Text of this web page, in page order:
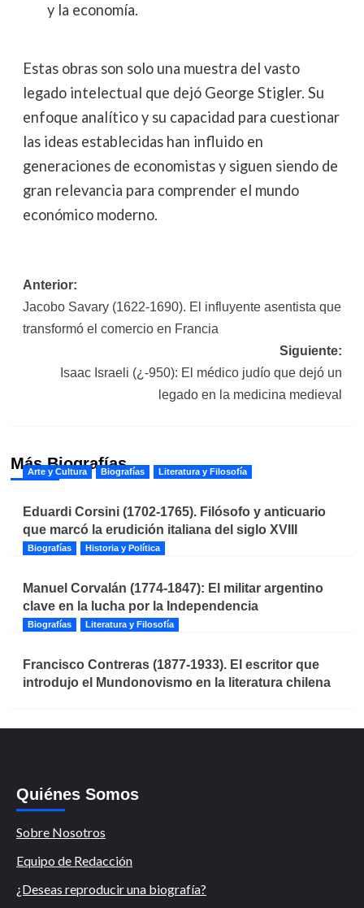
y la economía.
Estas obras son solo una muestra del vasto
legado intelectual que dejó George Stigler. Su
enfoque analítico y su capacidad para cuestionar
las ideas establecidas han influido en
generaciones de economistas y siguen siendo de
gran relevancia para comprender el mundo
económico moderno.
Navegación
de
Anterior:
Jacobo Savary (1622-1690). El influyente asentista que
transformó el comercio en Francia
Siguiente:
Isaac Israeli (¿-950): El médico judío que dejó un
legado en la medicina medieval
Más Biografías
Arte y Cultura Biografías Literatura y Filosofía
Eduardi Corsini (1702-1765). Filósofo y anticuario
que marcó la erudición italiana del siglo XVIII
Biografías Historia y Política
Manuel Corvalán (1774-1847): El militar argentino
clave en la lucha por la Independencia
Biografías Literatura y Filosofía
Francisco Contreras (1877-1933). El escritor que
introdujo el Mundonovismo en la literatura chilena
Quiénes Somos
Sobre Nosotros
Equipo de Redacción
¿Deseas reproducir una biografía?